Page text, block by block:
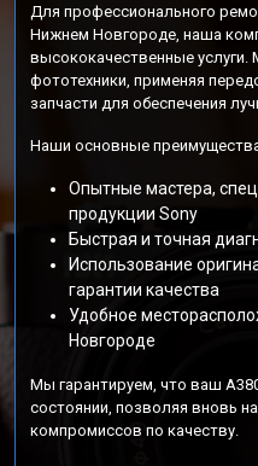
Для профессионального
Нижнем Новгороде, наша
высококачественные
фототехники, применяя
запчасти для обеспечения
Наши основные
Опытные мастера,
продукции Sony
Быстрая и точная
Использование
гарантии качества
Удобное
Новгороде
Мы гарантируем, что ваш
состоянии, позволяя вновь
компромиссов по качеству.